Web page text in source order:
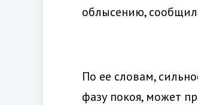
облысению,
По ее словам,
фазу покоя, может